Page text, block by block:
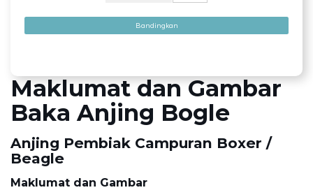
Bandingkan
Maklumat dan Gambar
Baka Anjing Bogle
Anjing Pembiak Campuran Boxer /
Beagle
Maklumat dan Gambar